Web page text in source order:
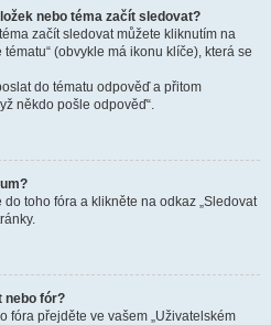
nebo téma začít sledovat?
začít sledovat můžete kliknutím na
(obvykle má ikonu klíče), která se
do tématu odpověď a přitom
někdo pošle odpověď“.
toho fóra a klikněte na odkaz „Sledovat
nebo fór?
fóra přejděte ve vašem „Uživatelském